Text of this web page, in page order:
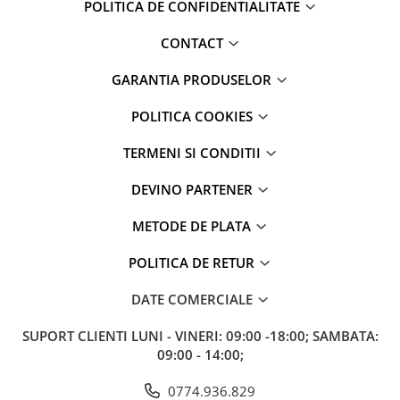
POLITICA DE CONFIDENTIALITATE
CONTACT
GARANTIA PRODUSELOR
POLITICA COOKIES
TERMENI SI CONDITII
DEVINO PARTENER
METODE DE PLATA
POLITICA DE RETUR
DATE COMERCIALE
SUPORT CLIENTI LUNI - VINERI: 09:00 -18:00; SAMBATA:
09:00 - 14:00;
0774.936.829